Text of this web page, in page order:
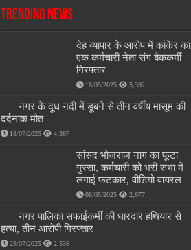
Trending News
देह व्यापार के आरोप में कांकेर का
एक कर्मचारी नेता संग बैककर्मी
गिरफ्तार
18/05/2025 5,392
नगर के दूध नदी में डूबने से तीन वर्षीय मासूम की
दर्दनाक मौत
18/07/2025 4,367
सांसद भोजराज नाग का फूटा
गुस्सा, कर्मचारी को भरी सभा में
लगाई फटकार, वीडियो वायरल
08/05/2025 2,677
नगर पालिका सफाईकर्मी की धारदार हथियार से
हत्या, तीन आरोपी गिरफ्तार
29/07/2025 2,536